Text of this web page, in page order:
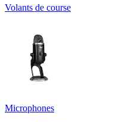
Volants de course
Microphones